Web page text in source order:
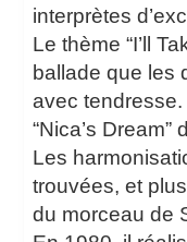
interprètes
Le thème “I’ll
ballade que les
avec
“Nica’s
Les
trouvées, et
du morceau de